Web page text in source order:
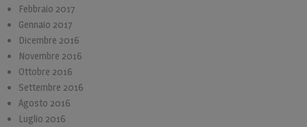
Febbraio 2017
Gennaio 2017
Dicembre 2016
Novembre 2016
Ottobre 2016
Settembre 2016
Agosto 2016
Luglio 2016